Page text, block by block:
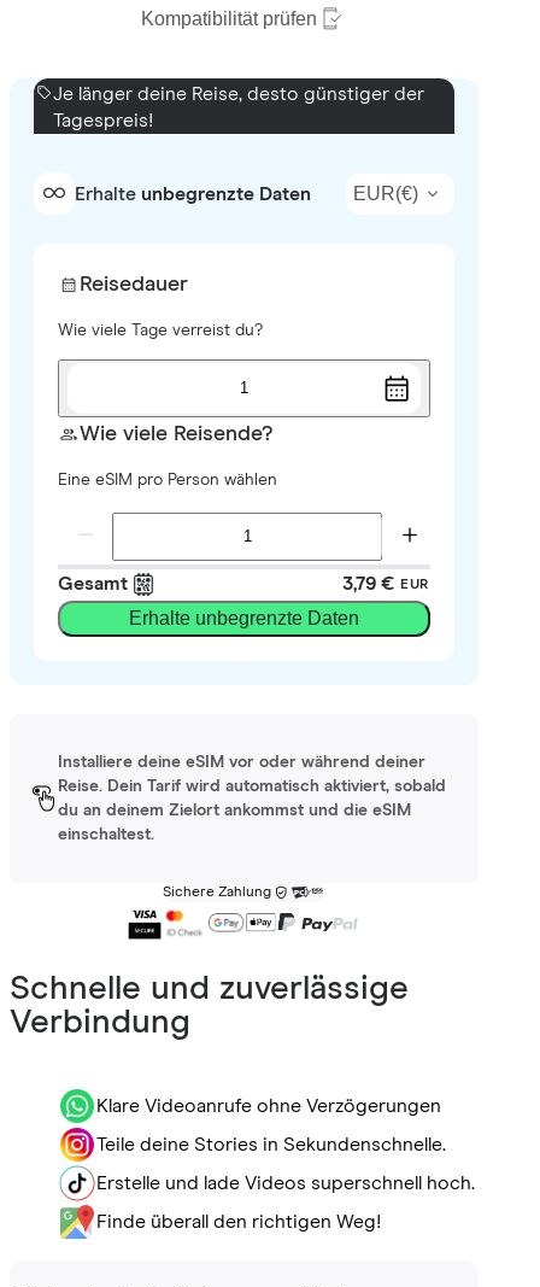
Kompatibilität prüfen
Je länger deine Reise, desto günstiger der
Tagespreis!
Erhalte unbegrenzte Daten EUR(€)
Reisedauer
Wie viele Tage verreist du?
1
Wie viele Reisende?
Eine eSIM pro Person wählen
Gesamt 3,79 € EUR
Erhalte unbegrenzte Daten
Installiere deine eSIM vor oder während deiner
Reise. Dein Tarif wird automatisch aktiviert, sobald
du an deinem Zielort ankommst und die eSIM
einschaltest.
Sichere Zahlung
Schnelle und zuverlässige
Verbindung
Klare Videoanrufe ohne Verzögerungen
Teile deine Stories in Sekundenschnelle.
Erstelle und lade Videos superschnell hoch.
Finde überall den richtigen Weg!